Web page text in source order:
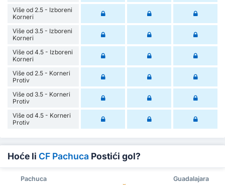
Više od 2.5 - Izboreni
Korneri
Više od 3.5 - Izboreni
Korneri
Više od 4.5 - Izboreni
Korneri
Više od 2.5 - Korneri
Protiv
Više od 3.5 - Korneri
Protiv
Više od 4.5 - Korneri
Protiv
Hoće li CF Pachuca Postići gol?
Pachuca Guadalajara